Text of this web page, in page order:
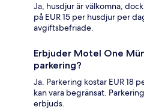
Ja, husdjur är välkomna,
på EUR 15 per husdjur per
avgiftsbefriade.
Erbjuder Motel One
parkering?
Ja. Parkering kostar EUR 18
kan vara begränsat.
erbjuds.